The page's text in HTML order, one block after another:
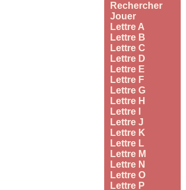
Rechercher
Jouer
Lettre A
Lettre B
Lettre C
Lettre D
Lettre E
Lettre F
Lettre G
Lettre H
Lettre I
Lettre J
Lettre K
Lettre L
Lettre M
Lettre N
Lettre O
Lettre P